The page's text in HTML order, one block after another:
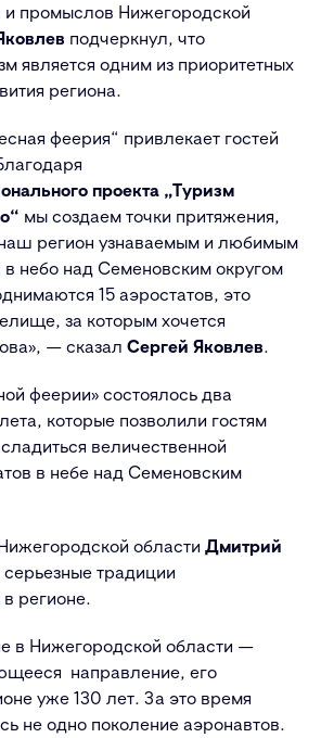
и промыслов Нижегородской
подчеркнул, что
является одним из приоритетных
региона.
феерия“ привлекает гостей
проекта „Туризм
мы создаем точки притяжения,
регион узнаваемым и любимым
в небо над Семеновским округом
15 аэростатов, это
за которым хочется
— сказал Сергей Яковлев.
феерии» состоялось два
которые позволили гостям
величественной
в небе над Семеновским
области Дмитрий
серьезные традиции
регионе.
в Нижегородской области —
направление, его
уже 130 лет. За это время
не одно поколение аэронавтов.